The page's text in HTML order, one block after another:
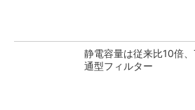
静電容量は従来比10倍
通型フィルター